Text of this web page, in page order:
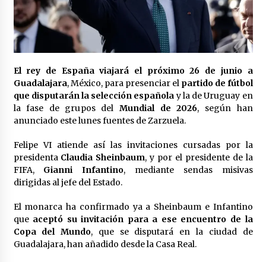
Laura Itzel Castillo será la nueva secretaria de
las Mujeres, anuncia Sheinbaum
2 meses atrás
Segob: «ya dimos nuestras propuestas»
2 meses atrás
Zar antidrogas de EE.UU.: “vamos por los
políticos mexicanos que protegen al narco”
2 meses atrás
Trump anuncia acuerdo con Irán y el fin de
operaciones militares entre ambos países
Trump asegura que barcos cargados de
petróleo están empezando a salir de Ormuz
2 meses atrás
El rey de España viajará el próximo 26 de junio a
Guadalajara, México, para presenciar el partido de fútbol
que disputarán la selección españolay la de Uruguay en
la fase de grupos del Mundial de 2026, según han
anunciado este lunes fuentes de Zarzuela.
Felipe VI atiende así las invitaciones cursadas por la
presidenta Claudia Sheinbaum, y por el presidente de la
FIFA, Gianni Infantino, mediante sendas misivas
dirigidas al jefe del Estado.
El monarca ha confirmado ya a Sheinbaum e Infantino
que aceptó su invitación para a ese encuentro de la
Copa del Mundo, que se disputará en la ciudad de
Guadalajara, han añadido desde la Casa Real.